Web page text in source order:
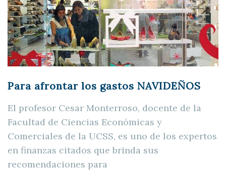
Para afrontar los gastos NAVIDEÑOS
El profesor Cesar Monterroso, docente de la
Facultad de Ciencias Económicas y
Comerciales de la UCSS, es uno de los expertos
en finanzas citados que brinda sus
recomendaciones para